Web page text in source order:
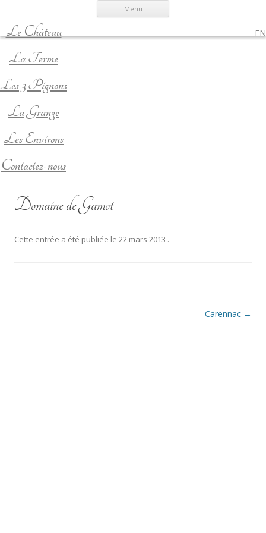
Menu
Le Château
La Ferme
Les 3 Pignons
La Grange
Les Environs
Contactez-nous
EN
Domaine de Gamot
Cette entrée a été publiée le 22 mars 2013 .
Carennac →